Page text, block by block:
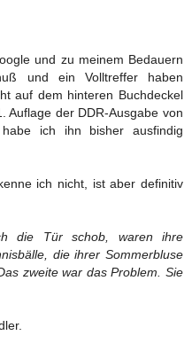
und zu meinem Bedauern
und ein Volltreffer haben
auf dem hinteren Buchdeckel
Auflage der DDR-Ausgabe von
ich ihn bisher ausfindig
ich nicht, ist aber definitiv
die Tür schob, waren ihre
die ihrer Sommerbluse
zweite war das Problem. Sie